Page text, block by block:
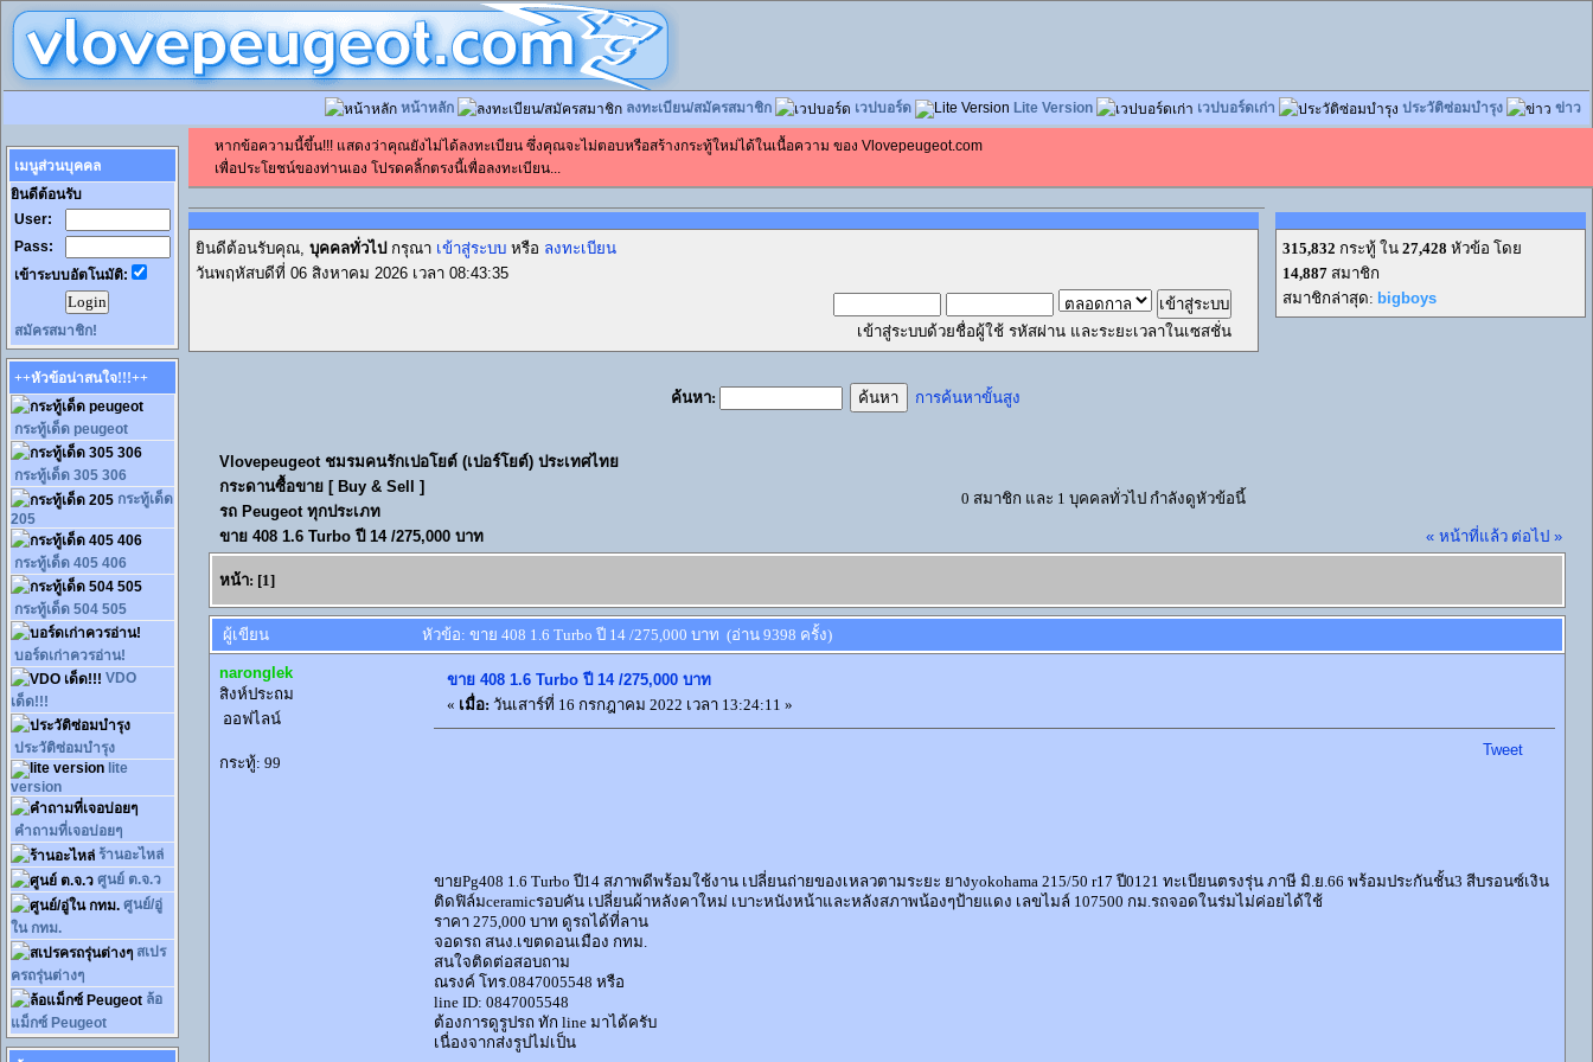
หน้าหลัก ลงทะเบียน/สมัครสมาชิก เวปบอร์ด Lite Version เวปบอร์ดเก่า ประวัติซ่อมบำรุง ข่าว
เมนูส่วนบุคคล
ยินดีต้อนรับ
User:
Pass:
เข้าระบบอัตโนมัติ:
สมัครสมาชิก!
++หัวข้อน่าสนใจ!!!++
กระทู้เด็ด peugeot
กระทู้เด็ด 305 306
กระทู้เด็ด
205
กระทู้เด็ด 405 406
กระทู้เด็ด 504 505
บอร์ดเก่าควรอ่าน!
VDO
เด็ด!!!
ประวัติซ่อมบำรุง
lite
version
คำถามที่เจอบ่อยๆ
ร้านอะไหล่
ศูนย์ ต.จ.ว
ศูนย์/อู่
ใน กทม.
สเปร
ครถรุ่นต่างๆ
ล้อ
แม็กซ์ Peugeot
หากข้อความนี้ขึ้น!!! แสดงว่าคุณยังไม่ได้ลงทะเบียน ซึ่งคุณจะไม่ตอบหรือสร้างกระทู้ใหม่ได้ในเนื้อความ ของ Vlovepeugeot.com
เพื่อประโยชน์ของท่านเอง โปรดคลิ้กตรงนี้เพื่อลงทะเบียน...
ยินดีต้อนรับคุณ, บุคคลทั่วไป กรุณา เข้าสู่ระบบ หรือ ลงทะเบียน
วันพฤหัสบดีที่ 06 สิงหาคม 2026 เวลา 08:43:35
เข้าสู่ระบบด้วยชื่อผู้ใช้ รหัสผ่าน และระยะเวลาในเซสชั่น
ค้นหา: การค้นหาขั้นสูง
315,832 กระทู้ ใน 27,428 หัวข้อ โดย
14,887 สมาชิก
สมาชิกล่าสุด: bigboys
Vlovepeugeot ชมรมคนรักเปอโยต์ (เปอร์โยต์) ประเทศไทย
กระดานซื้อขาย [ Buy & Sell ]
รถ Peugeot ทุกประเภท
ขาย 408 1.6 Turbo ปี 14 /275,000 บาท
0 สมาชิก และ 1 บุคคลทั่วไป กำลังดูหัวข้อนี้
« หน้าที่แล้ว ต่อไป »
หน้า: [1]
ผู้เขียน หัวข้อ: ขาย 408 1.6 Turbo ปี 14 /275,000 บาท (อ่าน 9398 ครั้ง)
naronglek
สิงห์ประถม
ออฟไลน์
กระทู้: 99
ขาย 408 1.6 Turbo ปี 14 /275,000 บาท
« เมื่อ: วันเสาร์ที่ 16 กรกฎาคม 2022 เวลา 13:24:11 »
Tweet
ขายPg408 1.6 Turbo ปี14 สภาพดีพร้อมใช้งาน เปลี่ยนถ่ายของเหลวตามระยะ ยางyokohama 215/50 r17 ปี0121 ทะเบียนตรงรุ่น ภาษี มิ.ย.66 พร้อมประกันชั้น3 สีบรอนซ์เงิน
ติดฟิล์มceramicรอบคัน เปลี่ยนผ้าหลังคาใหม่ เบาะหนังหน้าและหลังสภาพน้องๆป้ายแดง เลขไมล์ 107500 กม.รถจอดในร่มไม่ค่อยได้ใช้
ราคา 275,000 บาท ดูรถได้ที่ลาน
จอดรถ สนง.เขตดอนเมือง กทม.
สนใจติดต่อสอบถาม
ณรงค์ โทร.0847005548 หรือ
line ID: 0847005548
ต้องการดูรูปรถ ทัก line มาได้ครับ
เนื่องจากส่งรูปไม่เป็น